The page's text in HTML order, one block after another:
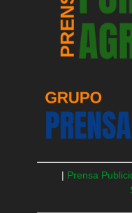
| Prensa